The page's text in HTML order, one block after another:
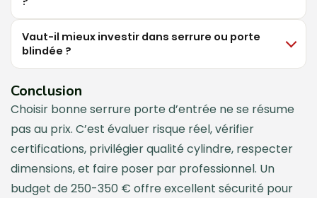
Vaut-il mieux investir dans serrure ou porte
blindée ?
Conclusion
Choisir bonne serrure porte d’entrée ne se résume
pas au prix. C’est évaluer risque réel, vérifier
certifications, privilégier qualité cylindre, respecter
dimensions, et faire poser par professionnel. Un
budget de 250-350 € offre excellent sécurité pour